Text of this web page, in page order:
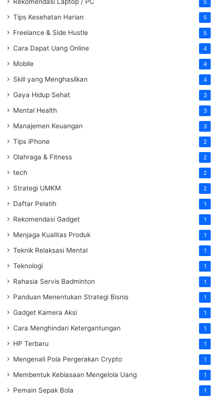
5
Tips Kesehatan Harian 5
Freelance & Side Hustle 5
Cara Dapat Uang Online 4
Mobile 4
Skill yang Menghasilkan 4
Gaya Hidup Sehat 3
Mental Health 3
Manajemen Keuangan 3
Tips iPhone 2
Olahraga & Fitness 2
tech 2
Strategi UMKM 2
Daftar Pelatih 1
Rekomendasi Gadget 1
Menjaga Kualitas Produk 1
Teknik Relaksasi Mental 1
Teknologi 1
Rahasia Servis Badminton 1
Panduan Menentukan Strategi Bisnis 1
Gadget Kamera Aksi 1
Cara Menghindari Ketergantungan 1
HP Terbaru 1
Mengenali Pola Pergerakan Crypto 1
Membentuk Kebiasaan Mengelola Uang 1
Pemain Sepak Bola 1